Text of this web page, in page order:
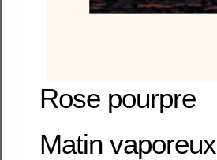
Rose pourpre
Matin vaporeux